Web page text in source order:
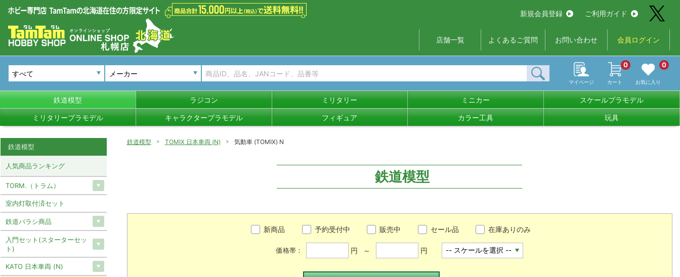
新規会員登録 ご利用ガイド
店舗一覧 よくあるご質問 お問い合わせ 会員ログイン
メーカー
マイページ カート
0
お気に入り
0
鉄道模型 ラジコン ミリタリー ミニカー スケールプラモデル
ミリタリープラモデル キャラクタープラモデル フィギュア カラー工具 玩具
鉄道模型 TOMIX 日本車両 (N) 気動車 (TOMIX) N
鉄道模型
新商品 予約受付中 販売中 セール品 在庫ありのみ
価格帯： 円 ～ 円
鉄道模型
人気商品ランキング
TORM.（トラム）
室内灯取付済セット
鉄道バラシ商品
入門セット(スターターセッ
ト)
KATO 日本車両 (N)